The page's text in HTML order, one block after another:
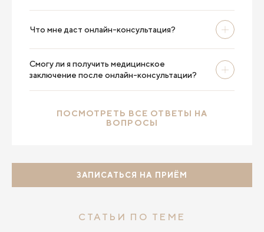
Что мне даст онлайн-консультация?
Смогу ли я получить медицинское
заключение после онлайн-консультации?
ПОСМОТРЕТЬ ВСЕ ОТВЕТЫ НА
ВОПРОСЫ
ЗАПИСАТЬСЯ НА ПРИЁМ
СТАТЬИ ПО ТЕМЕ